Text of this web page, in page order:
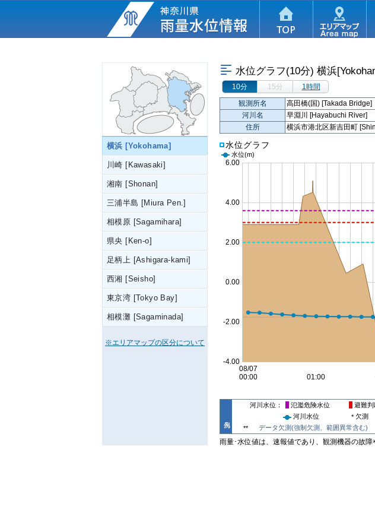
横浜 [Yokohama]
川崎 [Kawasaki]
湘南 [Shonan]
三浦半島 [Miura Pen.]
相模原 [Sagamihara]
県央 [Ken-o]
足柄上 [Ashigara-kami]
西湘 [Seisho]
東京湾 [Tokyo Bay]
相模灘 [Sagaminada]
※エリアマップの区分について
水位グラフ(10分) 横浜
10分 15分 1時間
観測所名
高田橋(国) [Takada Bridge]
河川名
早淵川 [Hayabuchi River]
住所
横浜市港北区新吉田町
水位グラフ
水位(m)
河川水位 氾濫危険水位 避難判
河川水位
* 欠測
**
データ欠測(強制欠測、範囲異常含む)
雨量･水位値は、速報値であり、観測機器の故